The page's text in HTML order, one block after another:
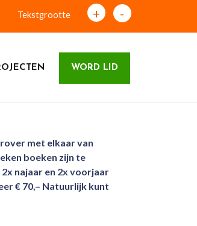
Tekstgrootte + -
WORD LID
met elkaar van
boeken zijn te
najaar en 2x voorjaar
€ 70,– Natuurlijk kunt